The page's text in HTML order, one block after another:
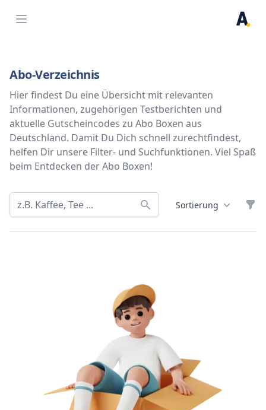
Open menu
Abo-Verzeichnis
Hier findest Du eine Übersicht mit relevanten
Informationen, zugehörigen Testberichten und
aktuelle Gutscheincodes zu Abo Boxen aus
Deutschland. Damit Du Dich schnell zurechtfindest,
helfen Dir unsere Filter- und Suchfunktionen. Viel Spaß
beim Entdecken der Abo Boxen!
Sortierung